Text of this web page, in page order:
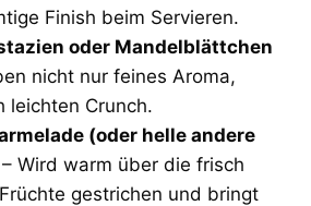
Finish beim Servieren.
oder Mandelblättchen
nicht nur feines Aroma,
leichten Crunch.
(oder helle andere
– Wird warm über die frisch
gestrichen und bringt